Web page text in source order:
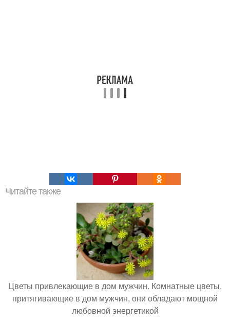
Читайте также
Цветы привлекающие в дом мужчин. Комнатные цветы,
притягивающие в дом мужчин, они обладают мощной
любовной энергетикой